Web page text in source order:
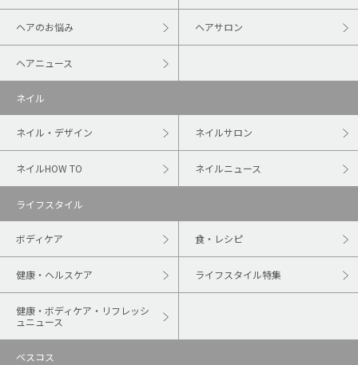
ヘアのお悩み ヘアサロン
ヘアニュース
ネイル
ネイル・デザイン ネイルサロン
ネイルHOW TO ネイルニュース
ライフスタイル
ボディケア 食・レシピ
健康・ヘルスケア ライフスタイル特集
健康・ボディケア・リフレッシ
ュニュース
ベスコス